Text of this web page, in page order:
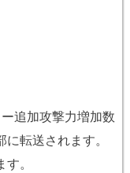
追加攻撃力増加数
転送されます。
。